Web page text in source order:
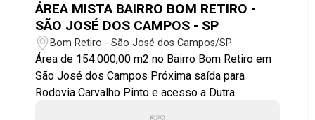
ÁREA MISTA BAIRRO BOM RETIRO -
SÃO JOSÉ DOS CAMPOS - SP
Bom Retiro - São José dos Campos/SP
Área de 154.000,00 m2 no Bairro Bom Retiro em
São José dos Campos Próxima saída para
Rodovia Carvalho Pinto e acesso a Dutra.